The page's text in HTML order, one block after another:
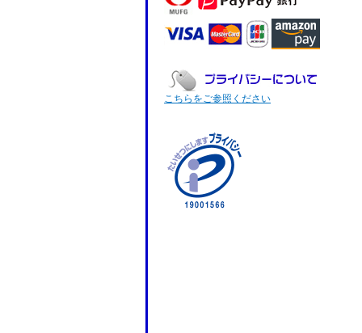
こちらをご参照ください